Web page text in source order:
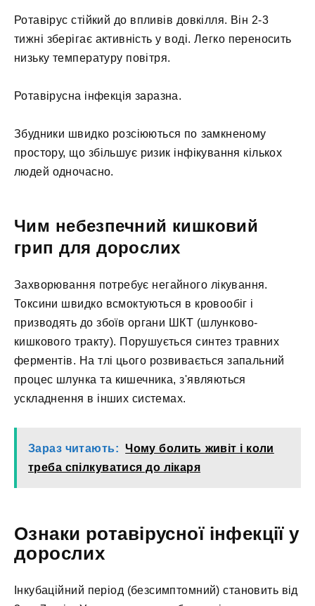
Ротавірус стійкий до впливів довкілля. Він 2-3
тижні зберігає активність у воді. Легко переносить
низьку температуру повітря.
Ротавірусна інфекція заразна.
Збудники швидко розсіюються по замкненому
простору, що збільшує ризик інфікування кількох
людей одночасно.
Чим небезпечний кишковий
грип для дорослих
Захворювання потребує негайного лікування.
Токсини швидко всмоктуються в кровообіг і
призводять до збоїв органи ШКТ (шлунково-
кишкового тракту). Порушується синтез травних
ферментів. На тлі цього розвивається запальний
процес шлунка та кишечника, з'являються
ускладнення в інших системах.
Зараз читають: Чому болить живіт і коли
треба спілкуватися до лікаря
Ознаки ротавірусної інфекції у
дорослих
Інкубаційний період (безсимптомний) становить від